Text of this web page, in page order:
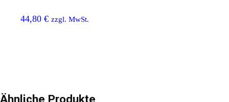
44,80 € zzgl. MwSt.
Ähnliche Produkte